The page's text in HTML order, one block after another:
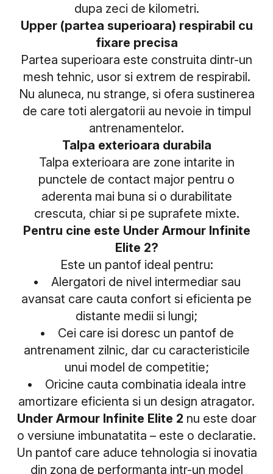
dupa zeci de kilometri.
Upper (partea superioara) respirabil cu
fixare precisa
Partea superioara este construita dintr-un
mesh tehnic, usor si extrem de respirabil.
Nu aluneca, nu strange, si ofera sustinerea
de care toti alergatorii au nevoie in timpul
antrenamentelor.
Talpa exterioara durabila
Talpa exterioara are zone intarite in
punctele de contact major pentru o
aderenta mai buna si o durabilitate
crescuta, chiar si pe suprafete mixte.
Pentru cine este Under Armour Infinite
Elite 2?
Este un pantof ideal pentru:
• Alergatori de nivel intermediar sau
avansat care cauta confort si eficienta pe
distante medii si lungi;
• Cei care isi doresc un pantof de
antrenament zilnic, dar cu caracteristicile
unui model de competitie;
• Oricine cauta combinatia ideala intre
amortizare eficienta si un design atragator.
Under Armour Infinite Elite 2 nu este doar
o versiune imbunatatita – este o declaratie.
Un pantof care aduce tehnologia si inovatia
din zona de performanta intr-un model